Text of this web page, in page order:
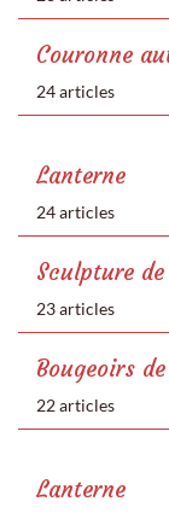
Couronne
24 articles
Lanterne
24 articles
Sculpture
23 articles
Bougeoirs
22 articles
Lanterne